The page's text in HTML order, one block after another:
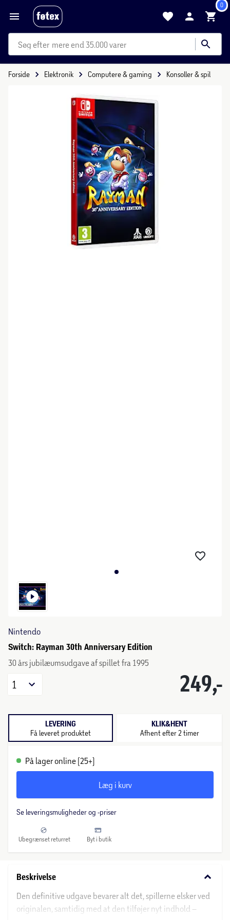
0
mere end 35.000 varer
Forside Elektronik Computere & gaming Konsoller & spil
Nintendo
Switch: Rayman 30th Anniversary Edition
30 års jubilæumsudgave af spillet fra 1995
249,-
1
LEVERING
Få leveret produktet
KLIK&HENT
Afhent efter 2 timer
På lager online (25+)
Læg i kurv
Se leveringsmuligheder og -priser
Ubegrænset returret Byt i butik
Beskrivelse keyboard_arrow_down
Den definitive udgave bevarer alt det, spillerne elsker ved
originalen, samtidig med at den tilføjer nyt indhold –